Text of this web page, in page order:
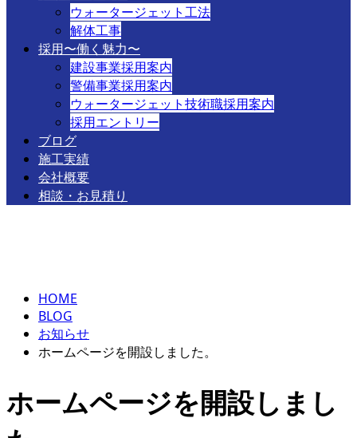
ウォータージェット工法
解体工事
採用〜働く魅力〜
建設事業採用案内
警備事業採用案内
ウォータージェット技術職採用案内
採用エントリー
ブログ
施工実績
会社概要
相談・お見積り
HOME
BLOG
お知らせ
ホームページを開設しました。
ホームページを開設しまし